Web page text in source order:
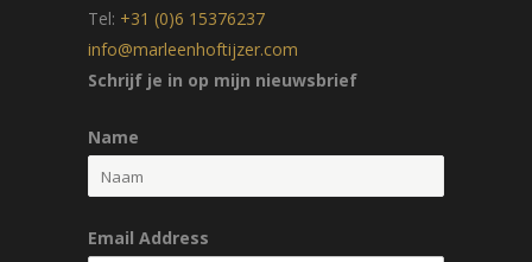
Tel: +31 (0)6 15376237
info@marleenhoftijzer.com
Schrijf je in op mijn nieuwsbrief
Name
Email Address